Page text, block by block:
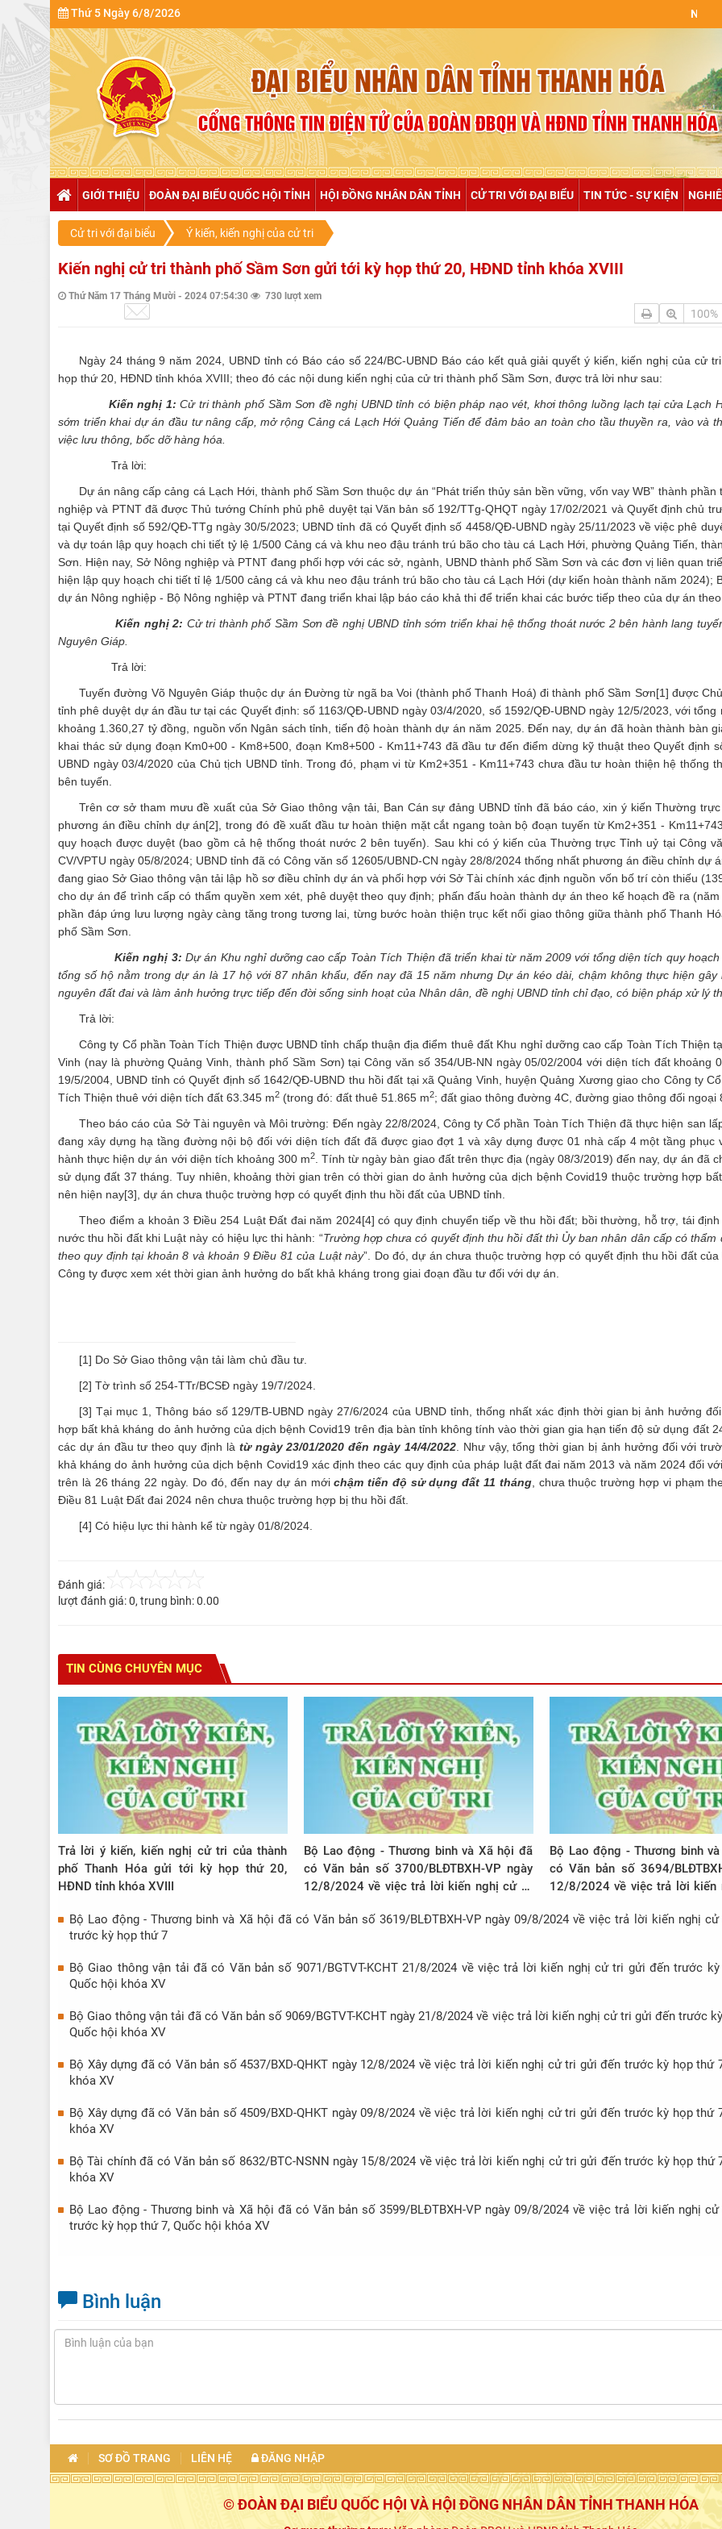
Thứ 5 Ngày 6/8/2026
GIỚI THIỆU ĐOÀN ĐẠI BIỂU QUỐC HỘI TỈNH HỘI ĐỒNG NHÂN DÂN TỈNH CỬ TRI VỚI ĐẠI BIỂU TIN TỨC - SỰ KIỆN
Cử tri với đại biểu Ý kiến, kiến nghị của cử tri
Kiến nghị cử tri thành phố Sầm Sơn gửi tới kỳ họp thứ 20, HĐND tỉnh khóa XVIII
Thứ Năm 17 Tháng Mười - 2024 07:54:30 730 lượt xem
100%
Ngày 24 tháng 9 năm 2024, UBND tỉnh có Báo cáo số 224/BC-UBND Báo cáo kết quả giải quyết ý kiến, kiến nghị của cử
họp thứ 20, HĐND tỉnh khóa XVIII; theo đó các nội dung kiến nghị của cử tri thành phố Sầm Sơn, được trả lời như sau:
Kiến nghị 1: Cử tri thành phố Sầm Sơn đề nghị UBND tỉnh có biện pháp nạo vét, khơi thông luồng lạch tại cửa Lạch
sớm triển khai dự án đầu tư nâng cấp, mở rộng Cảng cá Lạch Hới Quảng Tiến để đảm bảo an toàn cho tầu thuyền ra, vào và
việc lưu thông, bốc dỡ hàng hóa.
Trả lời:
Dự án nâng cấp cảng cá Lạch Hới, thành phố Sầm Sơn thuộc dự án “Phát triển thủy sản bền vững, vốn vay WB” thành phần
nghiệp và PTNT đã được Thủ tướng Chính phủ phê duyệt tại Văn bản số 192/TTg-QHQT ngày 17/02/2021 và Quyết định chủ
tại Quyết định số 592/QĐ-TTg ngày 30/5/2023; UBND tỉnh đã có Quyết định số 4458/QĐ-UBND ngày 25/11/2023 về việc phê
và dự toán lập quy hoạch chi tiết tỷ lệ 1/500 Cảng cá và khu neo đậu tránh trú bão cho tàu cá Lạch Hới, phường Quảng Tiến,
Sơn. Hiện nay, Sở Nông nghiệp và PTNT đang phối hợp với các sở, ngành, UBND thành phố Sầm Sơn và các đơn vị liên quan
hiện lập quy hoạch chi tiết tỉ lệ 1/500 cảng cá và khu neo đậu tránh trú bão cho tàu cá Lạch Hới (dự kiến hoàn thành năm 2024);
dự án Nông nghiệp - Bộ Nông nghiệp và PTNT đang triển khai lập báo cáo khả thi để triển khai các bước tiếp theo của dự án theo
Kiến nghị 2: Cử tri thành phố Sầm Sơn đề nghị UBND tỉnh sớm triển khai hệ thống thoát nước 2 bên hành lang
Nguyên Giáp.
Trả lời:
Tuyến đường Võ Nguyên Giáp thuộc dự án Đường từ ngã ba Voi (thành phố Thanh Hoá) đi thành phố Sầm Sơn[1] được
tỉnh phê duyệt dự án đầu tư tại các Quyết định: số 1163/QĐ-UBND ngày 03/4/2020, số 1592/QĐ-UBND ngày 12/5/2023, với tổng
khoảng 1.360,27 tỷ đồng, nguồn vốn Ngân sách tỉnh, tiến độ hoàn thành dự án năm 2025. Đến nay, dự án đã hoàn thành bàn
khai thác sử dụng đoạn Km0+00 - Km8+500, đoạn Km8+500 - Km11+743 đã đầu tư đến điểm dừng kỹ thuật theo Quyết định
UBND ngày 03/4/2020 của Chủ tịch UBND tỉnh. Trong đó, phạm vi từ Km2+351 - Km11+743 chưa đầu tư hoàn thiện hệ thống
bên tuyến.
Trên cơ sở tham mưu đề xuất của Sở Giao thông vận tải, Ban Cán sự đảng UBND tỉnh đã báo cáo, xin ý kiến Thường
phương án điều chỉnh dự án[2] , trong đó đề xuất đầu tư hoàn thiện mặt cắt ngang toàn bộ đoạn tuyến từ Km2+351 -
quy hoạch được duyệt (bao gồm cả hệ thống thoát nước 2 bên tuyến). Sau khi có ý kiến của Thường trực Tỉnh uỷ tại Công
CV/VPTU ngày 05/8/2024; UBND tỉnh đã có Công văn số 12605/UBND-CN ngày 28/8/2024 thống nhất phương án điều chỉnh dự
đang giao Sở Giao thông vận tải lập hồ sơ điều chỉnh dự án và phối hợp với Sở Tài chính xác định nguồn vốn bố trí còn thiếu
cho dự án để trình cấp có thẩm quyền xem xét, phê duyệt theo quy định; phấn đấu hoàn thành dự án theo kế hoạch đề ra
phần đáp ứng lưu lượng ngày càng tăng trong tương lai, từng bước hoàn thiện trục kết nối giao thông giữa thành phố Thanh
phố Sầm Sơn.
Kiến nghị 3: Dự án Khu nghỉ dưỡng cao cấp Toàn Tích Thiện đã triển khai từ năm 2009 với tổng diện tích quy hoạch
tổng số hộ nằm trong dự án là 17 hộ với 87 nhân khẩu, đến nay đã 15 năm nhưng Dự án kéo dài, chậm không thực hiện gây
nguyên đất đai và làm ảnh hưởng trực tiếp đến đời sống sinh hoạt của Nhân dân, đề nghị UBND tỉnh chỉ đạo, có biện pháp xử lý
Trả lời:
Công ty Cổ phần Toàn Tích Thiện được UBND tỉnh chấp thuận địa điểm thuê đất Khu nghỉ dưỡng cao cấp Toàn Tích Thiện
Vinh (nay là phường Quảng Vinh, thành phố Sầm Sơn) tại Công văn số 354/UB-NN ngày 05/02/2004 với diện tích đất khoảng
19/5/2004, UBND tỉnh có Quyết định số 1642/QĐ-UBND thu hồi đất tại xã Quảng Vinh, huyện Quảng Xương giao cho Công ty
Tích Thiện thuê với diện tích đất 63.345 m2 (trong đó: đất thuê 51.865 m2; đất giao thông đường 4C, đường giao thông đối ngoại
Theo báo cáo của Sở Tài nguyên và Môi trường: Đến ngày 22/8/2024, Công ty Cổ phần Toàn Tích Thiện đã thực hiện san
đang xây dựng hạ tầng đường nội bộ đối với diện tích đất đã được giao đợt 1 và xây dựng được 01 nhà cấp 4 một tầng phục
hành thực hiện dự án với diện tích khoảng 300 m2
. Tính từ ngày bàn giao đất trên thực địa (ngày 08/3/2019) đến nay, dự án đã
sử dụng đất 37 tháng. Tuy nhiên, khoảng thời gian trên có thời gian do ảnh hưởng của dịch bệnh Covid19 thuộc trường hợp
nên hiện nay[3] , dự án chưa thuộc trường hợp có quyết định thu hồi đất của UBND tỉnh.
Theo điểm a khoản 3 Điều 254 Luật Đất đai năm 2024[4] có quy định chuyển tiếp về thu hồi đất; bồi thường, hỗ trợ, tái
nước thu hồi đất khi Luật này có hiệu lực thi hành: “Trường hợp chưa có quyết định thu hồi đất thì Ủy ban nhân dân cấp có thẩm
theo quy định tại khoản 8 và khoản 9 Điều 81 của Luật này”. Do đó, dự án chưa thuộc trường hợp có quyết định thu hồi đất của
Công ty được xem xét thời gian ảnh hưởng do bất khả kháng trong giai đoạn đầu tư đối với dự án.
[1] Do Sở Giao thông vận tải làm chủ đầu tư.
[2] Tờ trình số 254-TTr/BCSĐ ngày 19/7/2024.
[3] Tại mục 1, Thông báo số 129/TB-UBND ngày 27/6/2024 của UBND tỉnh, thống nhất xác định thời gian bị ảnh hưởng
hợp bất khả kháng do ảnh hưởng của dịch bệnh Covid19 trên địa bàn tỉnh không tính vào thời gian gia hạn tiến độ sử dụng đất
các dự án đầu tư theo quy định là từ ngày 23/01/2020 đến ngày 14/4/2022. Như vậy, tổng thời gian bị ảnh hưởng đối với
khả kháng do ảnh hưởng của dịch bệnh Covid19 xác định theo các quy định của pháp luật đất đai năm 2013 và năm 2024 đối
trên là 26 tháng 22 ngày. Do đó, đến nay dự án mớichậm tiến độ sử dụng đất 11 tháng, chưa thuộc trường hợp vi phạm
Điều 81 Luật Đất đai 2024 nên chưa thuộc trường hợp bị thu hồi đất.
[4] Có hiệu lực thi hành kể từ ngày 01/8/2024.
Đánh giá:
lượt đánh giá:0, trung bình:0.00
TIN CÙNG CHUYÊN MỤC
Trả lời ý kiến, kiến nghị cử tri của thành
phố Thanh Hóa gửi tới kỳ họp thứ 20,
HĐND tỉnh khóa XVIII
Bộ Lao động - Thương binh và Xã hội đã
có Văn bản số 3700/BLĐTBXH-VP ngày
12/8/2024 về việc trả lời kiến nghị cử tri
XV
Bộ Lao động - Thương binh
có Văn bản số 3694/
12/8/2024 về việc trả lời kiến
XV
Bộ Lao động - Thương binh và Xã hội đã có Văn bản số 3619/BLĐTBXH-VP ngày 09/8/2024 về việc trả lời kiến nghị
trước kỳ họp thứ 7
Bộ Giao thông vận tải đã có Văn bản số 9071/BGTVT-KCHT 21/8/2024 về việc trả lời kiến nghị cử tri gửi đến trước
Quốc hội khóa XV
Bộ Giao thông vận tải đã có Văn bản số 9069/BGTVT-KCHT ngày 21/8/2024 về việc trả lời kiến nghị cử tri gửi đến trước
Quốc hội khóa XV
Bộ Xây dựng đã có Văn bản số 4537/BXD-QHKT ngày 12/8/2024 về việc trả lời kiến nghị cử tri gửi đến trước kỳ họp thứ
khóa XV
Bộ Xây dựng đã có Văn bản số 4509/BXD-QHKT ngày 09/8/2024 về việc trả lời kiến nghị cử tri gửi đến trước kỳ họp thứ
khóa XV
Bộ Tài chính đã có Văn bản số 8632/BTC-NSNN ngày 15/8/2024 về việc trả lời kiến nghị cử tri gửi đến trước kỳ họp thứ
khóa XV
Bộ Lao động - Thương binh và Xã hội đã có Văn bản số 3599/BLĐTBXH-VP ngày 09/8/2024 về việc trả lời kiến nghị
trước kỳ họp thứ 7, Quốc hội khóa XV
Bình luận
SƠ ĐỒ TRANG LIÊN HỆ ĐĂNG NHẬP
© ĐOÀN ĐẠI BIỂU QUỐC HỘI VÀ HỘI ĐỒNG NHÂN DÂN TỈNH THANH HÓA